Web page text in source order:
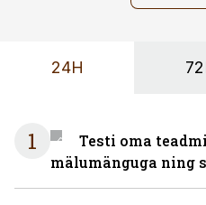
24H
1
Testi oma
mälumänguga ning